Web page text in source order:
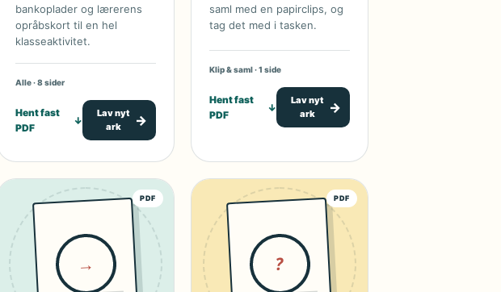
bankoplader og lærerens
opråbskort til en hel
klasseaktivitet.
Alle · 8 sider
Hent fast
PDF
↓
Lav nyt
ark
→
saml med en papirclips, og
tag det med i tasken.
Klip & saml · 1 side
Hent fast
PDF
↓
Lav nyt
ark
→
PDF
→
PDF
?